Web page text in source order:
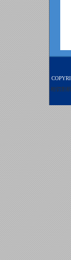
相切割机